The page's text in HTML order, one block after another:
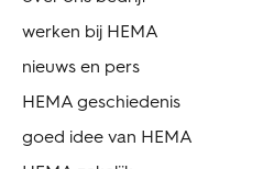
werken bij HEMA
nieuws en pers
HEMA geschiedenis
goed idee van HEMA